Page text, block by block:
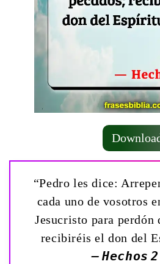
“Pedro les dice:
cada uno de vosotros
Jesucristo para perdón
recibiréis el don del
— Hechos